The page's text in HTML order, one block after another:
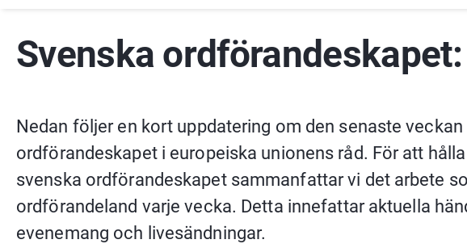
Svenska
Nedan följer en kort uppdatering om den senaste
ordförandeskapet i europeiska unionens råd. För att
svenska ordförandeskapet sammanfattar vi det arbete
ordförandeland varje vecka. Detta innefattar aktuella
evenemang och livesändningar.